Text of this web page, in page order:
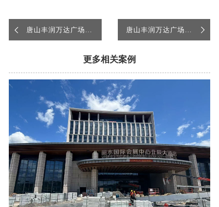
唐山丰润万达广场智
火灾探测器调试完成
唐山丰润万达广场智
火灾探测器调试完成
更多相关案例